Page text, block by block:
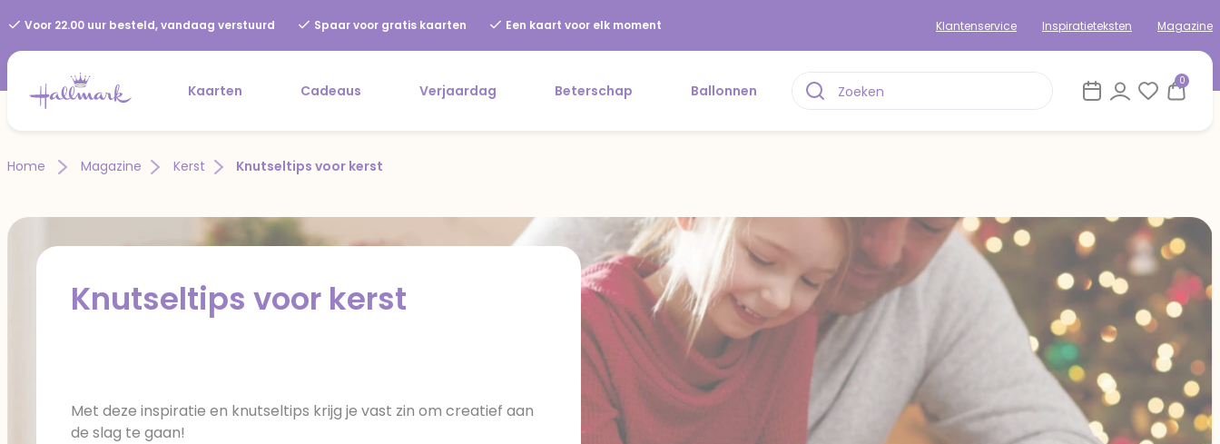
Voor 22.00 uur besteld, vandaag verstuurd Spaar voor gratis kaarten Een kaart voor elk moment Klantenservice Inspiratieteksten Magazine
Kaarten Cadeaus Verjaardag Beterschap Ballonnen
0
Home Magazine Kerst Knutseltips voor kerst
Knutseltips voor kerst
Met deze inspiratie en knutseltips krijg je vast zin om creatief aan
de slag te gaan!